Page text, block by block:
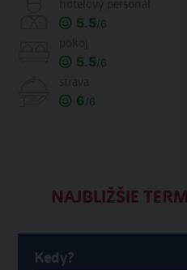
5.5/6
5.5/6
6/6
NAJBLIŽŠIE
Kedy?